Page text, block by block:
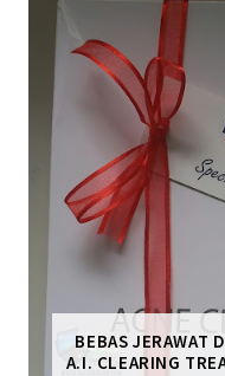
BEBAS JERAWAT
A.I. CLEARING